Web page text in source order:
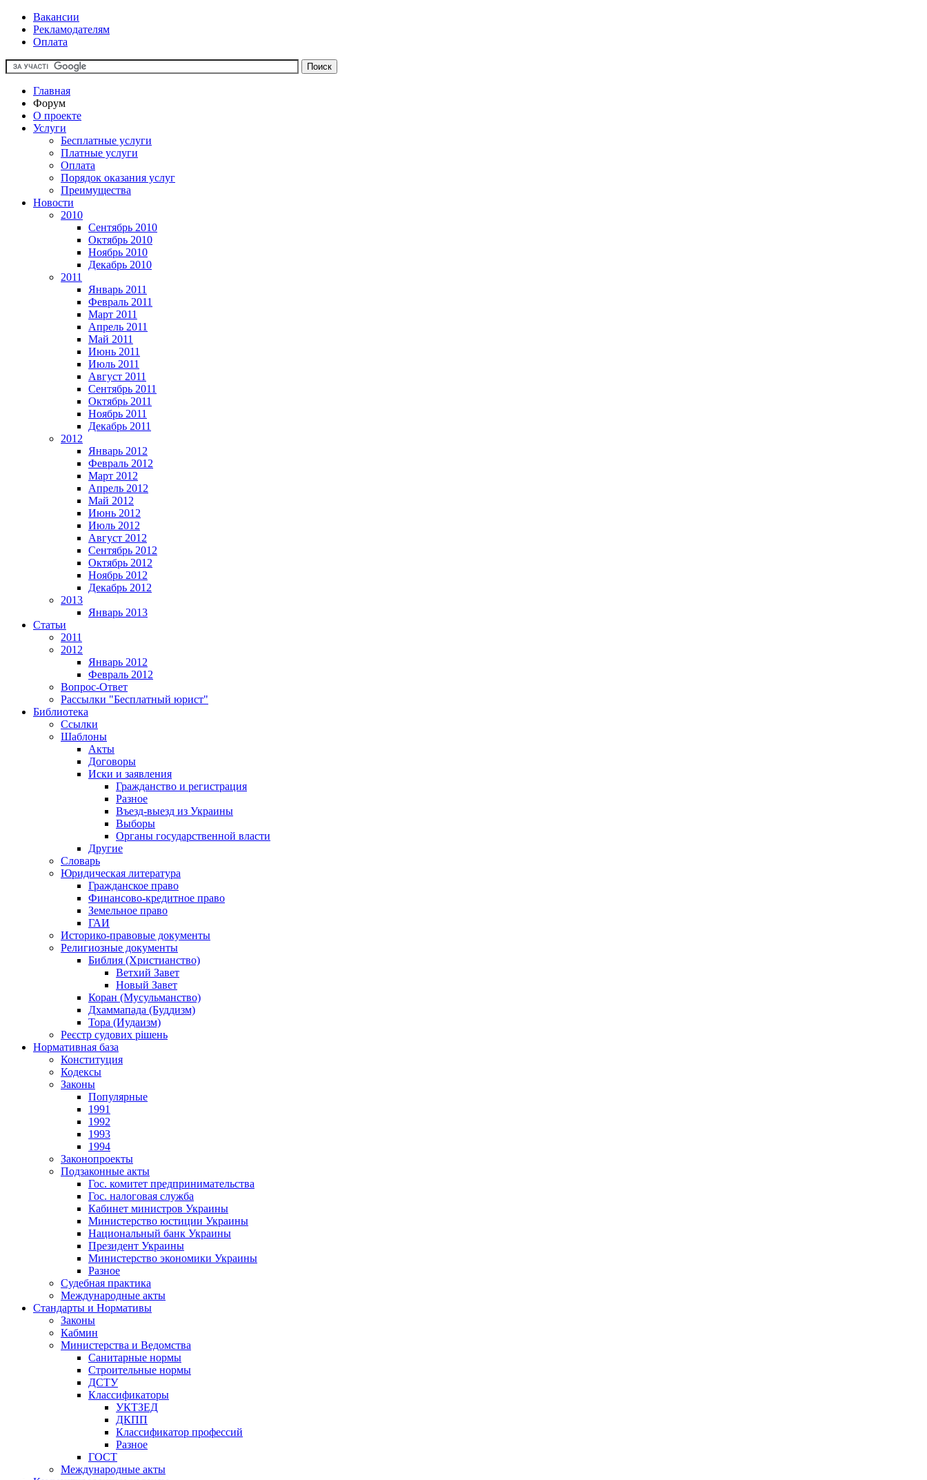
Вакансии
Рекламодателям
Оплата
Главная
Форум
О проекте
Услуги
Бесплатные услуги
Платные услуги
Оплата
Порядок оказания услуг
Преимущества
Новости
2010
Сентябрь 2010
Октябрь 2010
Ноябрь 2010
Декабрь 2010
2011
Январь 2011
Февраль 2011
Март 2011
Апрель 2011
Май 2011
Июнь 2011
Июль 2011
Август 2011
Сентябрь 2011
Октябрь 2011
Ноябрь 2011
Декабрь 2011
2012
Январь 2012
Февраль 2012
Март 2012
Апрель 2012
Май 2012
Июнь 2012
Июль 2012
Август 2012
Сентябрь 2012
Октябрь 2012
Ноябрь 2012
Декабрь 2012
2013
Январь 2013
Статьи
2011
2012
Январь 2012
Февраль 2012
Вопрос-Ответ
Рассылки "Бесплатный юрист"
Библиотека
Ссылки
Шаблоны
Акты
Договоры
Иски и заявления
Гражданство и регистрация
Разное
Въезд-выезд из Украины
Выборы
Органы государственной власти
Другие
Словарь
Юридическая литература
Гражданское право
Финансово-кредитное право
Земельное право
ГАИ
Историко-правовые документы
Религиозные документы
Библия (Христианство)
Ветхий Завет
Новый Завет
Коран (Мусульманство)
Дхаммапада (Буддизм)
Тора (Иудаизм)
Реєстр судових рішень
Нормативная база
Конституция
Кодексы
Законы
Популярные
1991
1992
1993
1994
Законопроекты
Подзаконные акты
Гос. комитет предпринимательства
Гос. налоговая служба
Кабинет министров Украины
Министерство юстиции Украины
Национальный банк Украины
Президент Украины
Министерство экономики Украины
Разное
Судебная практика
Международные акты
Стандарты и Нормативы
Законы
Кабмин
Министерства и Ведомства
Санитарные нормы
Строительные нормы
ДСТУ
Классификаторы
УКТЗЕД
ДКПП
Классификатор профессий
Разное
ГОСТ
Международные акты